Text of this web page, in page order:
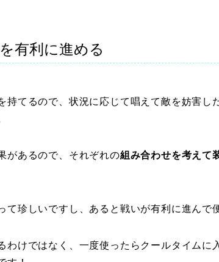
有利に進める
持てるので、状況に応じて唱えて敵を妨害し
があるので、それぞれの組み合わせを考えて
て珍しいですし、あると戦いが有利に進んで
わけではなく、一度使ったらクールタイムに